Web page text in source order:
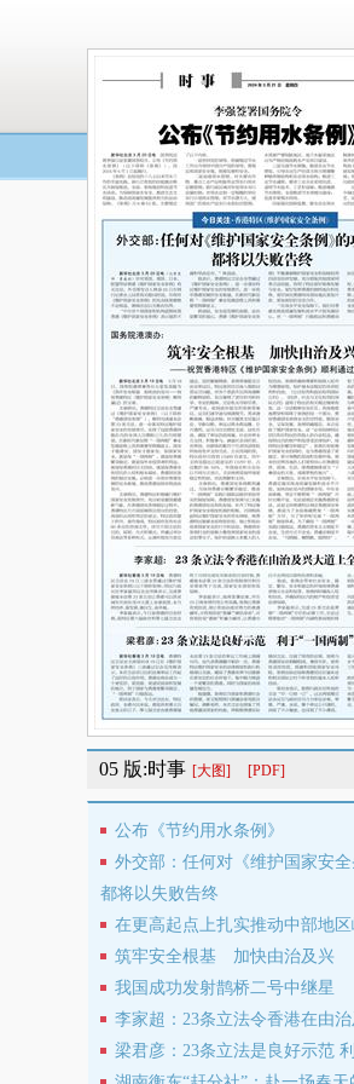
05 版:时事 [大图] [PDF]
公布《节约用水条例》
外交部：任何对《维护国家安
都将以失败告终
在更高起点上扎实推动中部地区
筑牢安全根基 加快由治及兴
我国成功发射鹊桥二号中继星
李家超：23条立法令香港在由
梁君彦：23条立法是良好示范